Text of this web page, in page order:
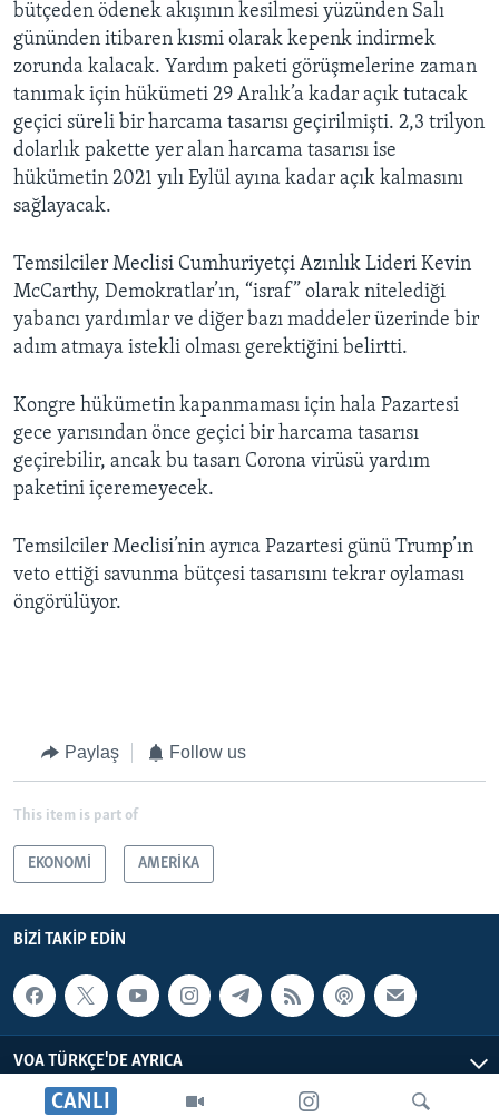
CANLI
bütçeden ödenek akışının kesilmesi yüzünden Salı
gününden itibaren kısmi olarak kepenk indirmek
zorunda kalacak. Yardım paketi görüşmelerine zaman
tanımak için hükümeti 29 Aralık’a kadar açık tutacak
geçici süreli bir harcama tasarısı geçirilmişti. 2,3 trilyon
dolarlık pakette yer alan harcama tasarısı ise
hükümetin 2021 yılı Eylül ayına kadar açık kalmasını
sağlayacak.
Temsilciler Meclisi Cumhuriyetçi Azınlık Lideri Kevin
McCarthy, Demokratlar’ın, “israf” olarak nitelediği
yabancı yardımlar ve diğer bazı maddeler üzerinde bir
adım atmaya istekli olması gerektiğini belirtti.
Kongre hükümetin kapanmaması için hala Pazartesi
gece yarısından önce geçici bir harcama tasarısı
geçirebilir, ancak bu tasarı Corona virüsü yardım
paketini içeremeyecek.
Temsilciler Meclisi’nin ayrıca Pazartesi günü Trump’ın
veto ettiği savunma bütçesi tasarısını tekrar oylaması
öngörülüyor.
Paylaş Follow us
This item is part of
EKONOMİ AMERİKA
BIZI TAKIP EDIN
VOA TÜRKÇE'DE AYRICA